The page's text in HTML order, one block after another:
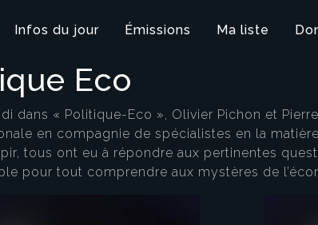
cookies
Infos du jour Émissions Ma liste
Eco
dans « Politique-Eco », Olivier Pichon et
en compagnie de spécialistes en la
tous ont eu à répondre aux pertinentes
pour tout comprendre aux mystères de